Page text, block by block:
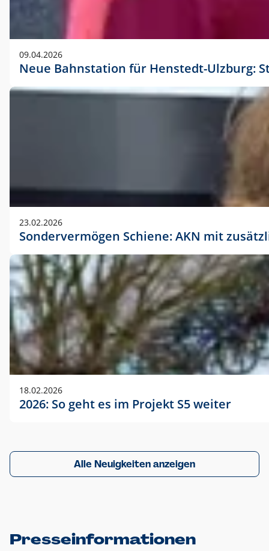
09.04.2026
Neue Bahnstation für Henstedt-Ulzburg:
23.02.2026
Sondervermögen Schiene: AKN mit
18.02.2026
2026: So geht es im Projekt S5 weiter
Alle Neuigkeiten anzeigen
Presseinformationen